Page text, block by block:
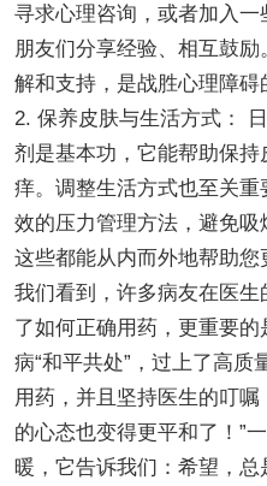
寻求心理咨询，或者加入
朋友们分享经验、相互鼓
解和支持，是战胜心理障碍
2. 保养皮肤与生活方式：
剂是基本功，它能帮助保
痒。调整生活方式也至关
效的压力管理方法，避免吸
这些都能从内而外地帮助您
我们看到，许多病友在医
了如何正确用药，更重要
病“和平共处”，过上了高质
用药，并且坚持医生的叮
的心态也变得更平和了！”
暖，它告诉我们：希望，总